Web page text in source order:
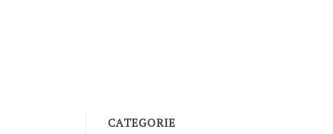
CATEGORIE